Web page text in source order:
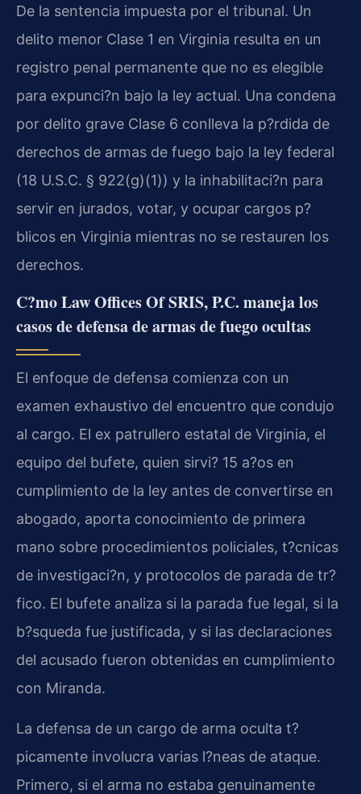
De la sentencia impuesta por el tribunal. Un
delito menor Clase 1 en Virginia resulta en un
registro penal permanente que no es elegible
para expunci?n bajo la ley actual. Una condena
por delito grave Clase 6 conlleva la p?rdida de
derechos de armas de fuego bajo la ley federal
(18 U.S.C. § 922(g)(1)) y la inhabilitaci?n para
servir en jurados, votar, y ocupar cargos p?
blicos en Virginia mientras no se restauren los
derechos.
C?mo Law Offices Of SRIS, P.C. maneja los
casos de defensa de armas de fuego ocultas
El enfoque de defensa comienza con un
examen exhaustivo del encuentro que condujo
al cargo. El ex patrullero estatal de Virginia, el
equipo del bufete, quien sirvi? 15 a?os en
cumplimiento de la ley antes de convertirse en
abogado, aporta conocimiento de primera
mano sobre procedimientos policiales, t?cnicas
de investigaci?n, y protocolos de parada de tr?
fico. El bufete analiza si la parada fue legal, si la
b?squeda fue justificada, y si las declaraciones
del acusado fueron obtenidas en cumplimiento
con Miranda.
La defensa de un cargo de arma oculta t?
picamente involucra varias l?neas de ataque.
Primero, si el arma no estaba genuinamente